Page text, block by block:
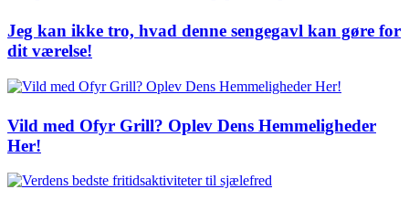
Jeg kan ikke tro, hvad denne sengegavl kan gøre for
dit værelse!
Vild med Ofyr Grill? Oplev Dens Hemmeligheder
Her!